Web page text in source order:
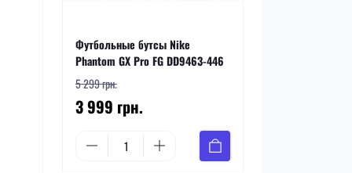
Футбольные бутсы Nike
Phantom GX Pro FG DD9463-446
5 299 грн.
3 999 грн.